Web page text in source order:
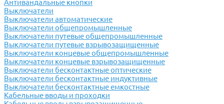
Антивандальные кнопки
Выключатели
Выключатели автоматические
Выключатели общепромышленные
Выключатели путевые общепромышленные
Выключатели путевые взрывозащищенные
Выключатели концевые общепромышленные
Выключатели концевые взрывозащищенные
Выключатели бесконтактные оптические
Выключатели бесконтактные индуктивные
Выключатели бесконтактные емкостные
Кабельные вводы и проходки